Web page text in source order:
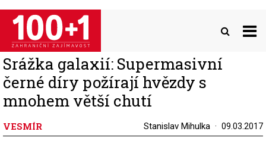
Přejít
hlavnímu
obsahu
Srážka galaxií: Supermasivní
černé díry požírají hvězdy s
mnohem větší chutí
VESMÍR Stanislav Mihulka 09.03.2017